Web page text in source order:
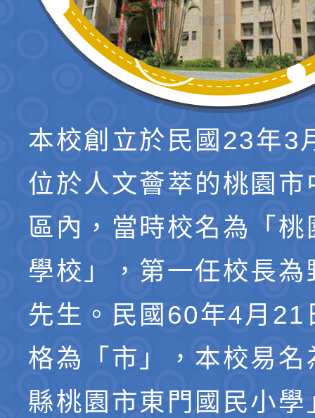
本校創立於民國23年3
位於人文薈萃的桃園市
區內，當時校名為「桃
學校」，第一任校長為
先生。民國60年4月21
格為「市」，本校易名
縣桃園市東門國民小學